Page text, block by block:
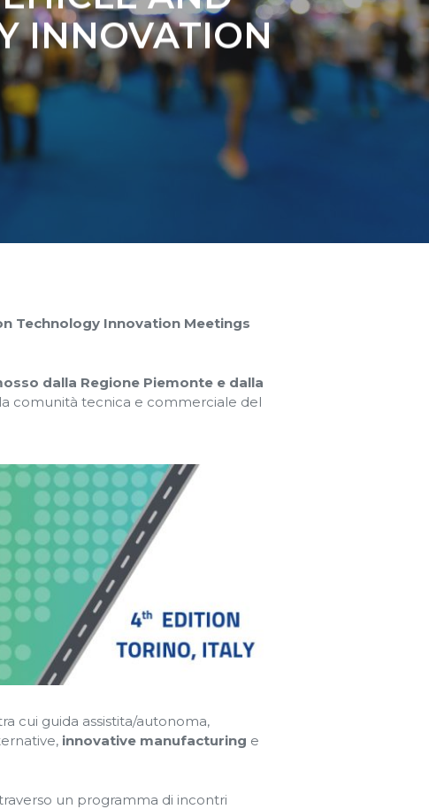
INNOVATION
Technology Innovation Meetings
dalla Regione Piemonte e dalla
comunità tecnica e commerciale del
cui guida assistita/autonoma,
innovative manufacturing e
un programma di incontri